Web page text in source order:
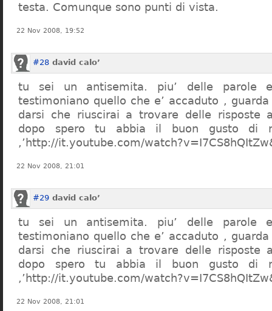
testa. Comunque sono punti di vista.
22 Nov 2008, 19:52
#28 david calo’
tu sei un antisemita. piu’ delle parole
testimoniano quello che e’ accaduto , guarda
darsi che riuscirai a trovare delle risposte
dopo spero tu abbia il buon gusto di
,’http://it.youtube.com/
22 Nov 2008, 21:01
#29 david calo’
tu sei un antisemita. piu’ delle parole
testimoniano quello che e’ accaduto , guarda
darsi che riuscirai a trovare delle risposte
dopo spero tu abbia il buon gusto di
,’http://it.youtube.com/
22 Nov 2008, 21:01